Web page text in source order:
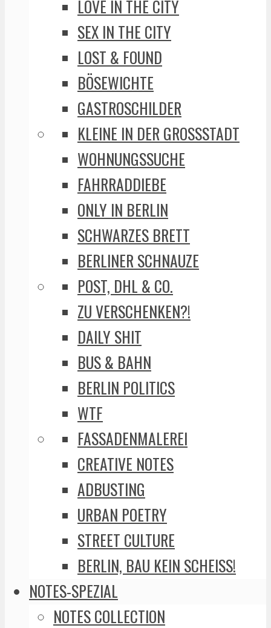
LOVE IN THE CITY
SEX IN THE CITY
LOST & FOUND
BÖSEWICHTE
GASTROSCHILDER
KLEINE IN DER GROSSSTADT
WOHNUNGSSUCHE
FAHRRADDIEBE
ONLY IN BERLIN
SCHWARZES BRETT
BERLINER SCHNAUZE
POST, DHL & CO.
ZU VERSCHENKEN?!
DAILY SHIT
BUS & BAHN
BERLIN POLITICS
WTF
FASSADENMALEREI
CREATIVE NOTES
ADBUSTING
URBAN POETRY
STREET CULTURE
BERLIN, BAU KEIN SCHEISS!
NOTES-SPEZIAL
NOTES COLLECTION